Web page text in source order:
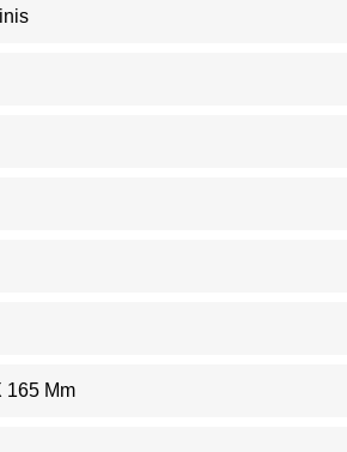
165 Mm